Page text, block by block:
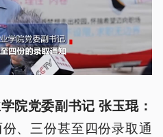
院党委副书记 张玉琨：
、三份甚至四份录取通